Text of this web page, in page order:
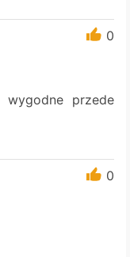
0
wygodne przede
0